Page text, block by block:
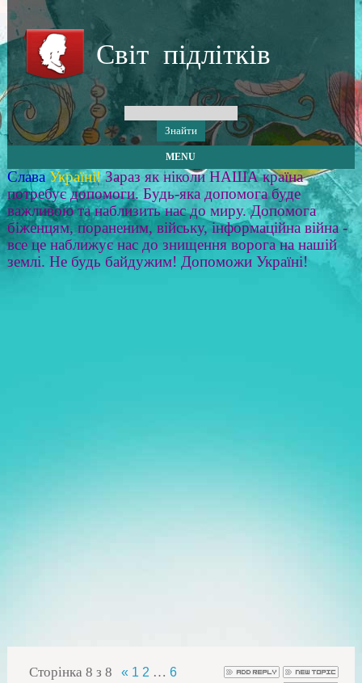
Світ підлітків
MENU
Слава Україні! Зараз як ніколи НАША країна
потребує допомоги. Будь-яка допомога буде
важливою та наблизить нас до миру. Допомога
біженцям, пораненим, війську, інформаційна війна -
все це наближує нас до знищення ворога на нашій
землі. Не будь байдужим! Допоможи Україні!
Сторінка 8 з 8 « 1 2 … 6